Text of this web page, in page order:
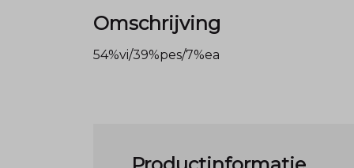
Omschrijving
54%vi/39%pes/7%ea